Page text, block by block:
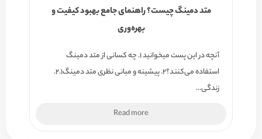
متد دمینگ چیست؟ راهنمای جامع بهبود کیفیت و
بهره‌وری
آنچه در این پست میخوانید ۱. چه کسانی از متد دمینگ
استفاده می‌کنند؟۲. پیشینه و مبانی نظری متد دمینگ۲.۱.
زندگی…
Read more